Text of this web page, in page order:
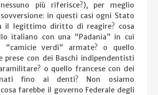
più riferisce?), per meglio
in questi casi ogni Stato
il legittimo diritto di reagire? cosa
italiano con una “Padania” in cui
“camicie verdi” armate? o quello
prese con dei Baschi indipendentisti
o quello francese con dei
fino ai denti? Non osiamo
farebbe il governo Federale degli